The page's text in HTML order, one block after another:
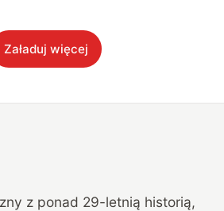
Załaduj więcej
z ponad 29-letnią historią,